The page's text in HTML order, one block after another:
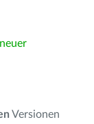
Versionen